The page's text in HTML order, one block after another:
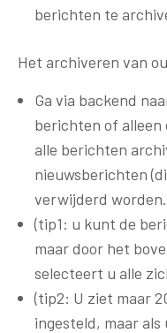
berichten te
Het archiveren van
Ga via backend
berichten of alleen
alle berichten
nieuwsberichten
verwijderd worden.
(tip1: u kunt de
maar door het
selecteert u alle
(tip2: U ziet maar
ingesteld, maar